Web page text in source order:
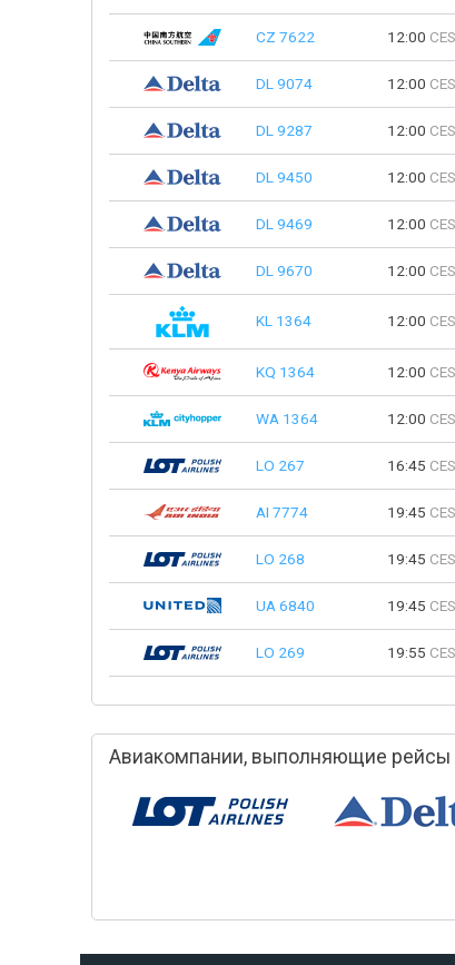
CZ 7622 12:00
DL 9074 12:00
DL 9287 12:00
DL 9450 12:00
DL 9469 12:00
DL 9670 12:00
KL 1364 12:00
KQ 1364 12:00
WA 1364 12:00
LO 267 16:45
AI 7774 19:45
LO 268 19:45
UA 6840 19:45
LO 269 19:55
Авиакомпании, выполняющие